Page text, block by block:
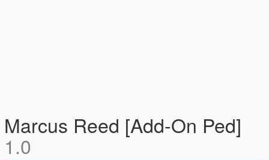
Marcus Reed [Add-On Ped]
1.0